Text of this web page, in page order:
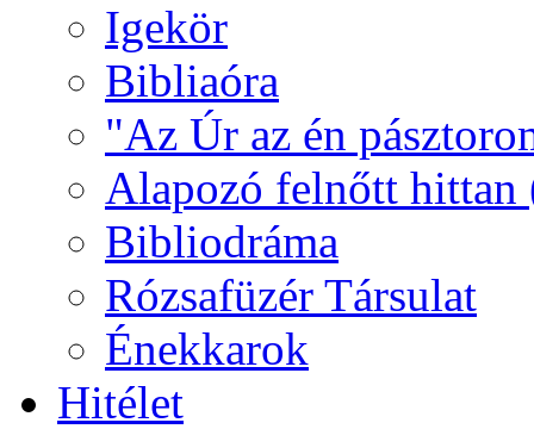
Igekör
Bibliaóra
"Az Úr az én
Alapozó felnőtt hittan
Bibliodráma
Rózsafüzér Társulat
Énekkarok
Hitélet